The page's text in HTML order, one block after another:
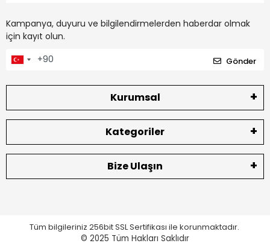
Kampanya, duyuru ve bilgilendirmelerden haberdar olmak
için kayıt olun.
Gönder
Kurumsal
Kategoriler
Bize Ulaşın
Tüm bilgileriniz 256bit SSL Sertifikası ile korunmaktadır.
© 2025 Tüm Hakları Saklıdır